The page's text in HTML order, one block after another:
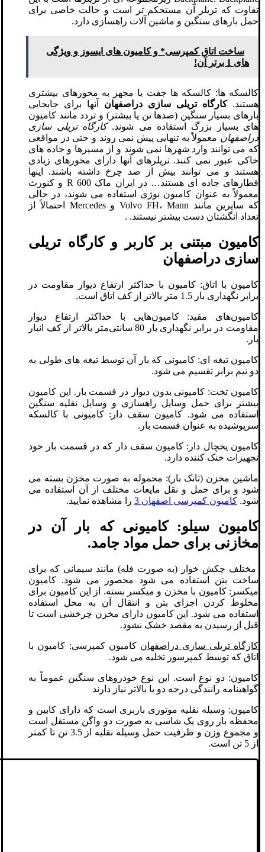
تفاوت که تریلر آن مستحکم تر است و حالت خاصی برای
حمل بارهای سنگین و ماشین آلات راهسازی دارد.
ساخت اتاق کمپرسی* و کامیون های ایسوز و ویژگی
های 1 برتر آن!
کالسکه ها: کالسکه ها جفت یا مجهز به محورهای بیشتری
هستند.کارگاه تریلی سازی دراصفهان آنها برای جابجایی
بارهای بسیار سنگین (صدها تن یا بیشتر) و تردد مانند کامیون
های بسیار بزرگ استفاده می شوند.کارگاه تریلی سازی
دراصفهان معمولاً به تنهایی پیش نمی روند و حتی در مواقعی
که می توانند وارد شهرها نمی شوند و از مسیرها و جاده های
خاکی عبور نمی کنند. تریلرهای آنها دارای محورهای زیادی
هستند و می توانند بیش از صد چرخ داشته باشند. اینها
قطارهای جاده ای هستند… در ایران ماک R 600 و کنورث
معمولاً به عنوان کامیون بوژی استفاده می شوند، در حالی
که سایرین مانند Volvo FH، Mann و Mercedes احتمالاً از
تعداد انگشتان دست بیشتر نیستند. .
کامیون مبتنی بر کاربر و کارگاه تریلی
سازی دراصفهان
کامیون با اتاق: کامیون با حداکثر ارتفاع دیوار مقاومت در
برابر نگهداری بار 1.5 متر بالاتر از کف اتاق است.
کامیون‌های مقید: کامیون‌هایی با حداکثر ارتفاع دیوار
مقاومت در برابر نگهداری بار 80 سانتی‌متر بالاتر از کف انبار
بار.
کامیون تیغه ای: کامیونی که بار آن توسط تیغه های طولی به
دو نیم برابر تقسیم می شود.
کامیون تخت: کامیونی بدون دیوار در قسمت بار. این کامیون
بیشتر برای حمل وسایل راهسازی و وسایل نقلیه سنگین
استفاده می شود. کامیون سقف دار: کامیونی با کالسکه
سرپوشیده به عنوان قسمت بار.
کامیون یخچال دار: کامیون سقف دار که در قسمت بار خود
تجهیزات خنک کننده دارد.
ماشین مخزن (تانک بار): محموله به صورت مخزن بسته می
شود و برای حمل و نقل مایعات مختلف از آن استفاده می
شود. کامیون کمپرسی اصفهان 3 را مشاهده نمایید.
کامیون سیلو: کامیونی که بار آن در
مخازنی برای حمل مواد جامد.
مختلف چکش خوار (به صورت فله) مانند سیمانی که برای
ساخت بتن استفاده می شود محصور می شود. کامیون
میکسر: کامیون با مخزن و میکسر بسته. از این کامیون برای
مخلوط کردن اجزای بتن و انتقال آن به محل استفاده
استفاده می شود. این کامیون دارای مخزن چرخشی است تا
قبل از رسیدن به مقصد خشک نشود.
کارگاه تریلی سازی دراصفهان کامیون کمپرسی: کامیون با
اتاق که توسط کمپرسور تخلیه می شود.
کامیون: دو نوع است. این نوع خودروهای سنگین عموماً به
گواهینامه رانندگی درجه دو یا بالاتر نیاز دارند
کامیون: وسیله نقلیه موتوری باربری است که دارای کابین و
محفظه بار روی یک شاسی به صورت دو واگن مستقل است
و مجموع وزن و ظرفیت حمل وسیله نقلیه از 3.5 تن تا کمتر
از 5 تن است.